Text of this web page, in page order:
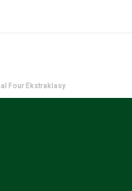
Four Ekstraklasy